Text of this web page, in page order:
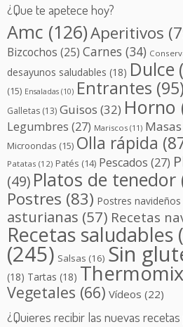
¿Que te apetece hoy?
Amc (126)Aperitivos
Bizcochos (25) Carnes (34)
desayunos saludables (18) Dulce
(15) Ensaladas (10) Entrantes (95)
Galletas (13) Guisos (32) Horno
Legumbres (27) Mariscos (11) Masas
Microondas (15) Olla rápida
Patatas (12) Patés (14) Pescados (27)
(49) Platos de tenedor
Postres (83) Postres navideños
asturianas (57) Recetas
Recetas saludables
(245) Salsas (16) Sin
(18) Tartas (18) Thermomix
Vegetales (66) Vídeos (22)
¿Quieres recibir las nuevas